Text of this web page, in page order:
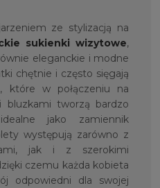
ze stylizacją na
sukienki wizytowe,
eleganckie i modne
chętnie i często sięgają
, które w połączeniu na
bluzkami tworzą bardzo
jako zamiennik
występują zarówno z
jak i z szerokimi
czemu każda kobieta
odpowiedni dla swojej